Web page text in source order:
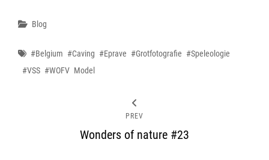
Categories
Blog
Tags
#belgium #caving #eprave #grotfotografie #speleologie
#VSS #WOFV Model
PREV
Wonders of nature #23